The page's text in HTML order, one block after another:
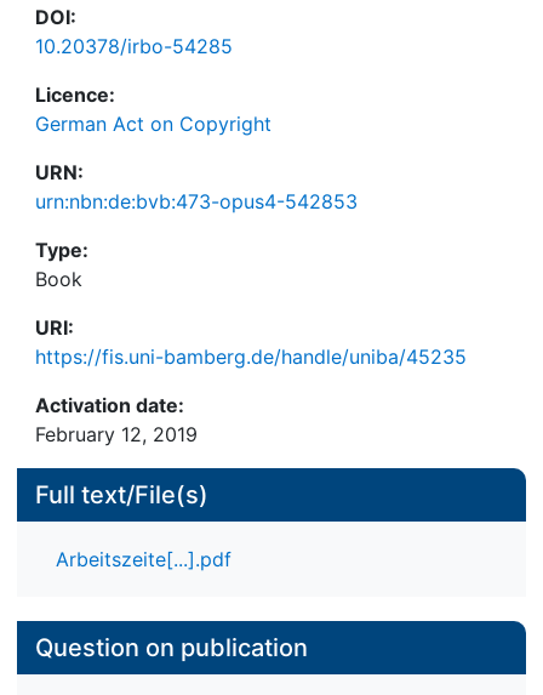
DOI:
10.20378/irbo-54285
Licence:
German Act on Copyright
URN:
urn:nbn:de:bvb:473-opus4-542853
Type:
Book
URI:
https://fis.uni-bamberg.de/handle/uniba/45235
Activation date:
February 12, 2019
Full text/File(s)
Arbeitszeite[...].pdf
Question on publication